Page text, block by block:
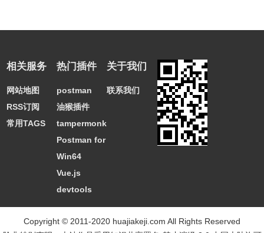
相关服务
网站地图
RSS订阅
常用TAGS
热门插件
postman
油猴插件
tampermonkey
Postman for
Win64
Vue.js
devtools
关于我们
联系我们
Copyright © 2011-2020 huajiakeji.com All Rights Reserved